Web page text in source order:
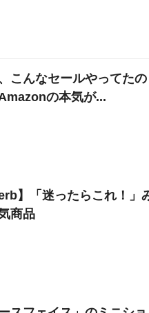
、こんなセールやってた
の本気が...
】「迷ったらこれ！
商品